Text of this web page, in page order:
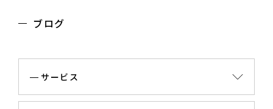
ブログ
サービス